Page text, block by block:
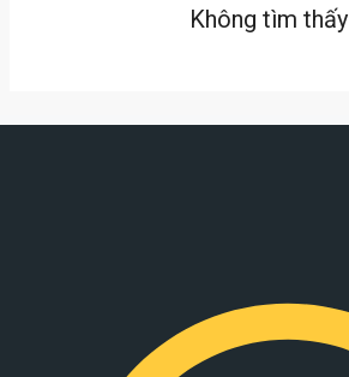
Không tìm thấy